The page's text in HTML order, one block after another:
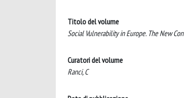
Titolo del volume
Social Vulnerability in Europe. The New
Curatori del volume
Ranci, C